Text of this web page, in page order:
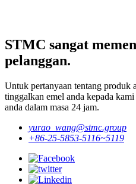
STMC sangat
pelanggan.
Untuk pertanyaan tentang produk
tinggalkan emel anda kepada
anda dalam masa 24 jam.
yurao_wang@stmc.group
+86-25-5853-5116~5119